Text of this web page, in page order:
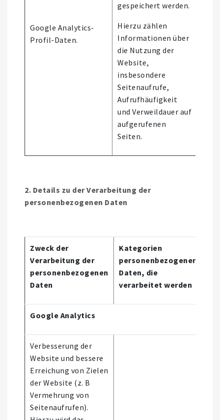
Google Analytics-
Profil-Daten.
gespeichert werden.
Hierzu zählen
Informationen über
die Nutzung der
Website,
insbesondere
Seitenaufrufe,
Aufrufhäufigkeit
und Verweildauer auf
aufgerufenen
Seiten.
2. Details zu der Verarbeitung der
personenbezogenen Daten
Zweck der
Verarbeitung der
personenbezogenen
Daten
Kategorien
personenbezogener
Daten, die
verarbeitet werden
Google Analytics
Verbesserung der
Website und bessere
Erreichung von Zielen
der Website (z. B
Vermehrung von
Seitenaufrufen).